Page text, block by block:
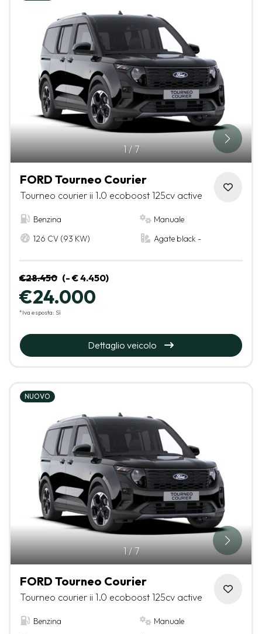
1/7
FORD Tourneo Courier
Tourneo courier ii 1.0 ecoboost 125cv active
Benzina
Manuale
126 CV (93 KW)
Agate black -
€28.450 (- € 4.450)
€24.000
*Iva esposta: Sì
Dettaglio veicolo
1/7
NUOVO
FORD Tourneo Courier
Tourneo courier ii 1.0 ecoboost 125cv active
Benzina
Manuale